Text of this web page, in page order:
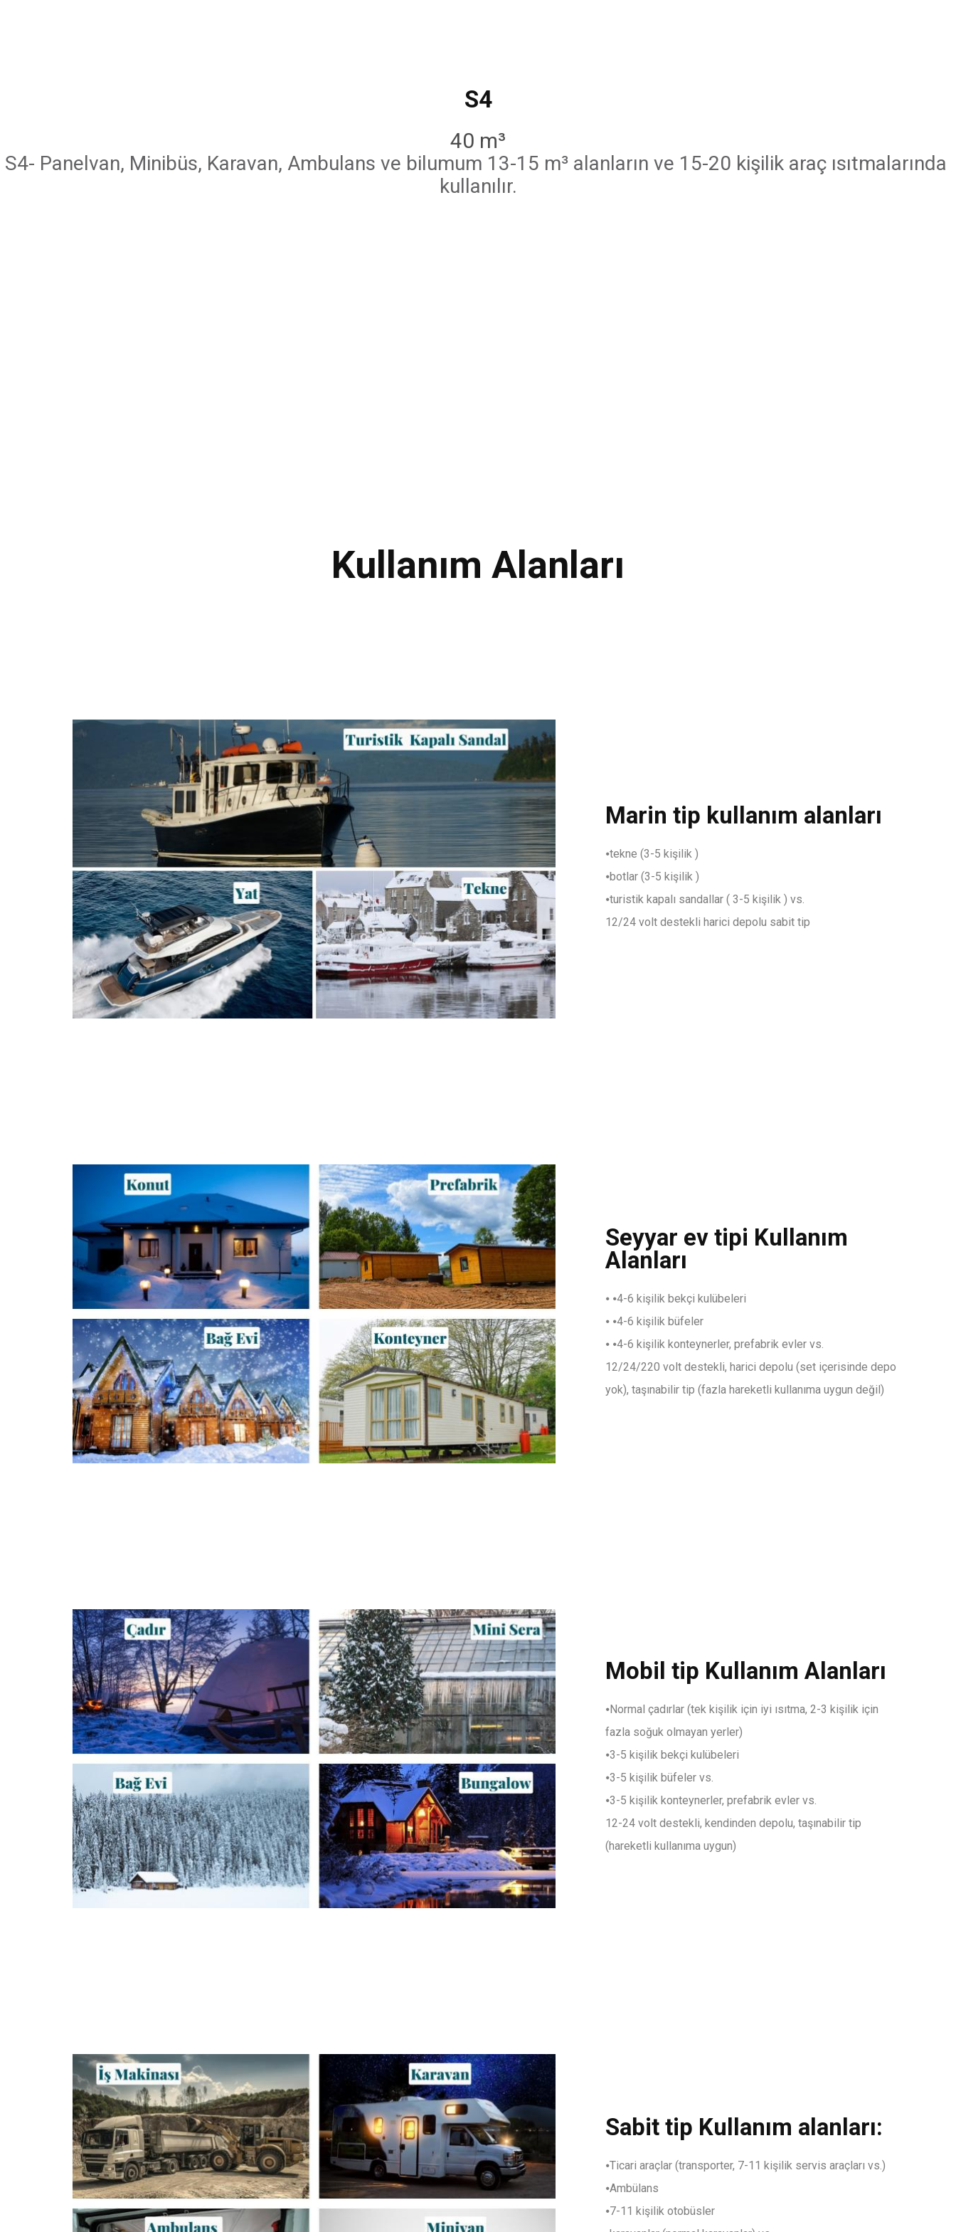
S4
40 m³
S4- Panelvan, Minibüs, Karavan, Ambulans ve bilumum 13-15 m³ alanların ve 15-20 kişilik araç ısıtmalarında
kullanılır.
Kullanım Alanları
Marin tip kullanım alanları
⦁tekne (3-5 kişilik )
⦁botlar (3-5 kişilik )
⦁turistik kapalı sandallar ( 3-5 kişilik ) vs.
12/24 volt destekli harici depolu sabit tip
Seyyar ev tipi Kullanım
Alanları
⦁ ⦁4-6 kişilik bekçi kulübeleri
⦁ ⦁4-6 kişilik büfeler
⦁ ⦁4-6 kişilik konteynerler, prefabrik evler vs.
12/24/220 volt destekli, harici depolu (set içerisinde depo
yok), taşınabilir tip (fazla hareketli kullanıma uygun değil)
Mobil tip Kullanım Alanları
⦁Normal çadırlar (tek kişilik için iyi ısıtma, 2-3 kişilik için
fazla soğuk olmayan yerler)
⦁3-5 kişilik bekçi kulübeleri
⦁3-5 kişilik büfeler vs.
⦁3-5 kişilik konteynerler, prefabrik evler vs.
12-24 volt destekli, kendinden depolu, taşınabilir tip
(hareketli kullanıma uygun)
Sabit tip Kullanım alanları:
⦁Ticari araçlar (transporter, 7-11 kişilik servis araçları vs.)
⦁Ambülans
⦁7-11 kişilik otobüsler